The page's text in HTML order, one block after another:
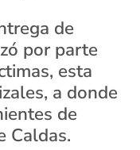
de
por parte
esta
a donde
de
Caldas.